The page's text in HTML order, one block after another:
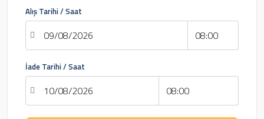
Alış Tarihi / Saat
İade Tarihi / Saat